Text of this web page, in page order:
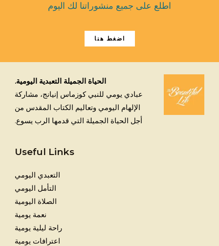
اطلع على جميع منشوراتنا لك اليوم
اضغط هنا
الحياة الجميلة التعبدية اليومية.
عبادي يومي للنبي كوزماس إنيانج، مشاركة
الإلهام اليومي وتعاليم الكتاب المقدس من
أجل الحياة الجميلة التي قدمها الرب يسوع.
Useful Links
التعبدي اليومي
التأمل اليومي
الصلاة اليومية
نعمة يومية
راحة ليلية يومية
اعترافات يومية